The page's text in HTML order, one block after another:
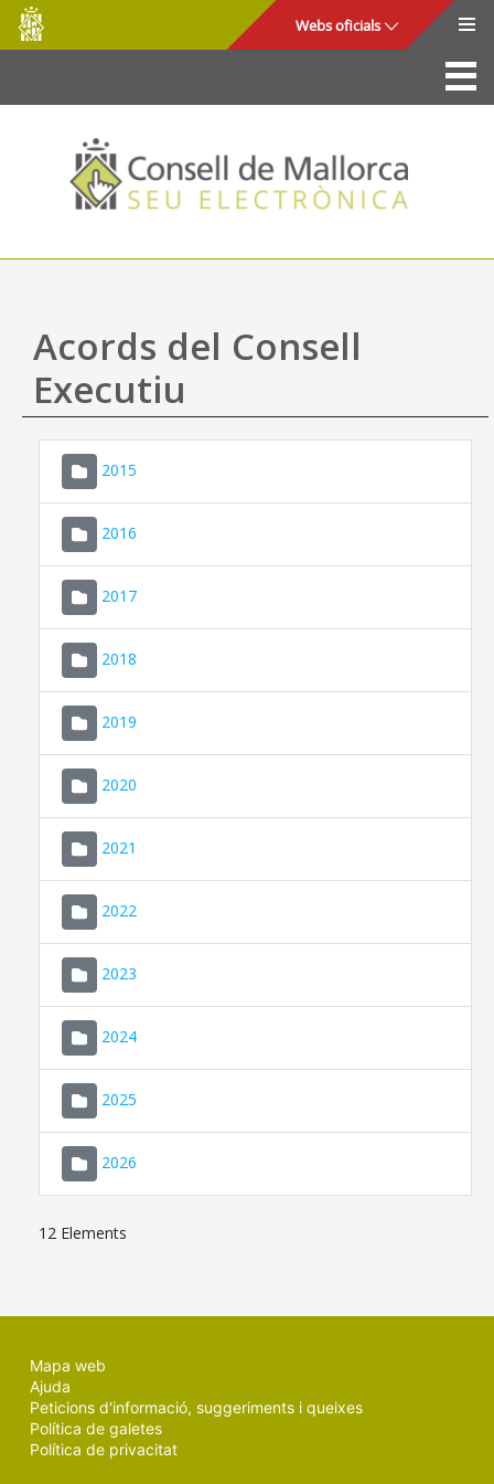
Salta al contingut principal
Consell
de
Mallorca
Webs oficials
La Seu
Consell de Mallorca
Accés i seguretat
Utilitats
Ajuda
Acords del Consell
Executiu
2015
2016
2017
2018
2019
2020
2021
2022
2023
2024
2025
2026
12 Elements
Mapa web
Ajuda
Peticions d'informació, suggeriments i queixes
Política de galetes
Política de privacitat